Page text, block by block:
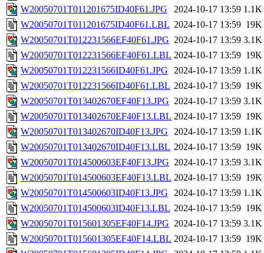
W20050701T011201675ID40F61.JPG
2024-10-17 13:59 1.1K
W20050701T011201675ID40F61.LBL 2024-10-17 13:59 19K
W20050701T012231566EF40F61.JPG 2024-10-17 13:59 3.1K
W20050701T012231566EF40F61.LBL 2024-10-17 13:59 19K
W20050701T012231566ID40F61.JPG
2024-10-17 13:59 1.1K
W20050701T012231566ID40F61.LBL 2024-10-17 13:59 19K
W20050701T013402670EF40F13.JPG 2024-10-17 13:59 3.1K
W20050701T013402670EF40F13.LBL 2024-10-17 13:59 19K
W20050701T013402670ID40F13.JPG
2024-10-17 13:59 1.1K
W20050701T013402670ID40F13.LBL 2024-10-17 13:59 19K
W20050701T014500603EF40F13.JPG 2024-10-17 13:59 3.1K
W20050701T014500603EF40F13.LBL 2024-10-17 13:59 19K
W20050701T014500603ID40F13.JPG
2024-10-17 13:59 1.1K
W20050701T014500603ID40F13.LBL 2024-10-17 13:59 19K
W20050701T015601305EF40F14.JPG 2024-10-17 13:59 3.1K
W20050701T015601305EF40F14.LBL 2024-10-17 13:59 19K